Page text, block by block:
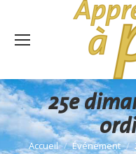
25e
Vous êtes ici :
Accueil Événement